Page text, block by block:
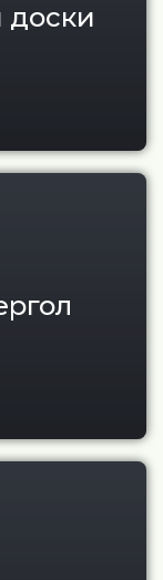
доски
крышей для
беседки под